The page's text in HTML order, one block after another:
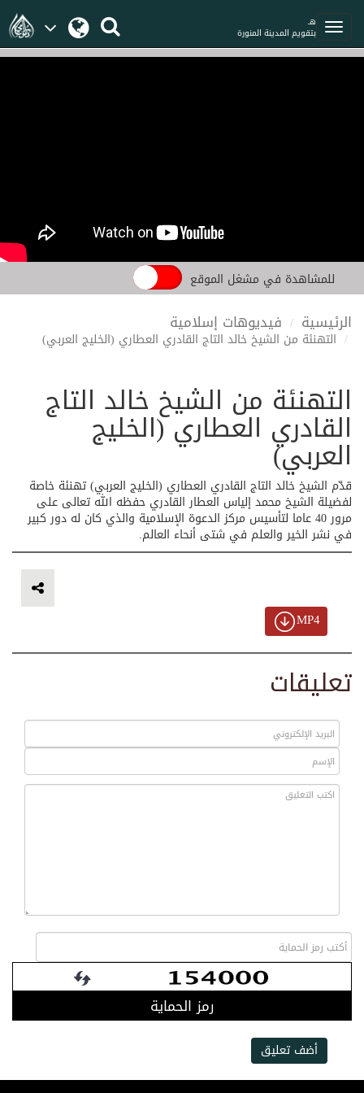
هـ
بتقويم المدينة المنورة
للمشاهدة في مشغل الموقع
الرئيسية فيديوهات إسلامية
التهنئة من الشيخ خالد التاج القادري العطاري (الخليج العربي)
التهنئة من الشيخ خالد التاج
القادري العطاري (الخليج
العربي)
قدّم الشيخ خالد التاج القادري العطاري (الخليج العربي) تهنئة خاصة
لفضيلة الشيخ محمد إلياس العطار القادري حفظه الله تعالى على
مرور 40 عاما لتأسيس مركز الدعوة الإسلامية والذي كان له دور كبير
في نشر الخير والعلم في شتى أنحاء العالم.
MP4
تعليقات
رمز الحماية
أضف تعليق